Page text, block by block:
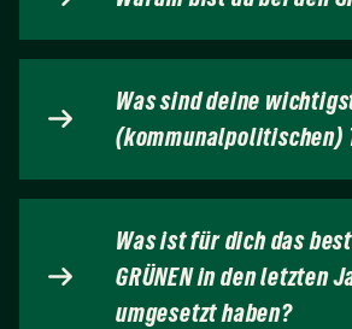
Was sind deine
(kommunalpolitischen)
Was ist für dich das
GRÜNEN in den letzten
umgesetzt haben?